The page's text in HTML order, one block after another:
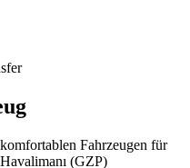
Fahrzeugen für
(GZP)